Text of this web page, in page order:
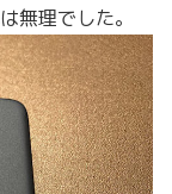
無理でした。